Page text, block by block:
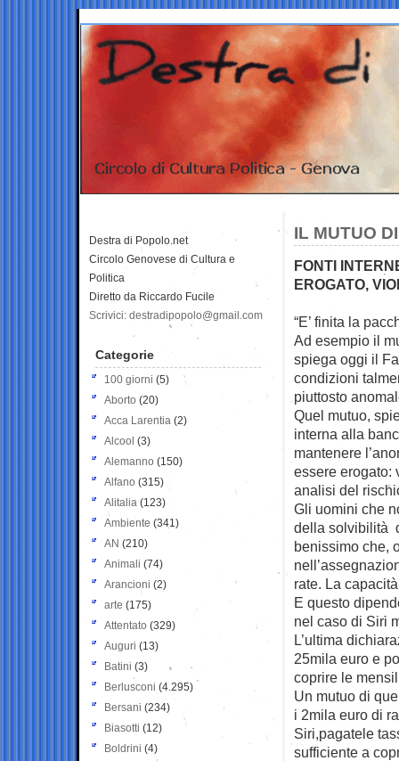
IL MUTUO
FONTI
EROGATO,
“E’ finita la
Ad esempio il
spiega oggi il
condizioni
piuttosto
Quel mutuo,
interna alla
mantenere
essere erogato:
analisi del
Gli uomini che
della solvibilità
benissimo che,
rate. La
E questo
nel caso di Siri
L’ultima
25mila euro e
coprire le
Un mutuo di
i 2mila euro di
Siri,pagatele
sufficiente a
Destra di Popolo.net
Circolo Genovese di Cultura e
Politica
Diretto da Riccardo Fucile
Scrivici: destradipopolo@gmail.com
Categorie
100 giorni (5)
Aborto (20)
Acca Larentia (2)
Alcool (3)
Alemanno (150)
Alfano (315)
Alitalia (123)
Ambiente (341)
AN (210)
Animali (74)
Arancioni (2)
arte (175)
Attentato (329)
Auguri (13)
Batini (3)
Berlusconi (4.295)
Bersani (234)
Biasotti (12)
Boldrini (4)